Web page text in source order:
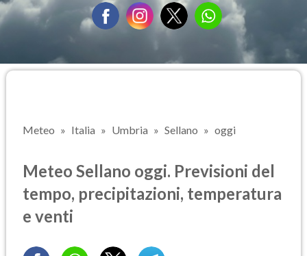
Meteo Italia Umbria Sellano oggi
Meteo Sellano oggi. Previsioni del
tempo, precipitazioni, temperatura
e venti